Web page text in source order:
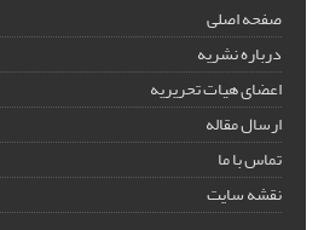
صفحه اصلی
درباره نشریه
اعضای هیات تحریریه
ارسال مقاله
تماس با ما
نقشه سایت